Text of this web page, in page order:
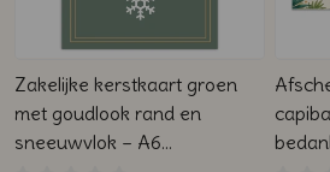
Zakelijke kerstkaart groen
met goudlook rand en
sneeuwvlok – A6